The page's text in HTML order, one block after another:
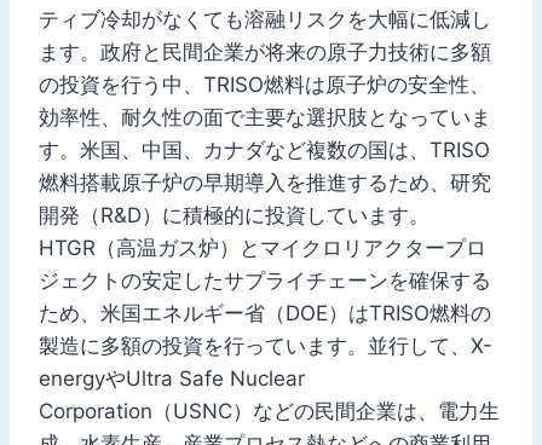
ティブ冷却がなくても溶融リスクを大幅に低減し
ます。政府と民間企業が将来の原子力技術に多額
の投資を行う中、TRISO燃料は原子炉の安全性、
効率性、耐久性の面で主要な選択肢となっていま
す。米国、中国、カナダなど複数の国は、TRISO
燃料搭載原子炉の早期導入を推進するため、研究
開発（R&D）に積極的に投資しています。
HTGR（高温ガス炉）とマイクロリアクタープロ
ジェクトの安定したサプライチェーンを確保する
ため、米国エネルギー省（DOE）はTRISO燃料の
製造に多額の投資を行っています。並行して、X-
energyやUltra Safe Nuclear
Corporation（USNC）などの民間企業は、電力生